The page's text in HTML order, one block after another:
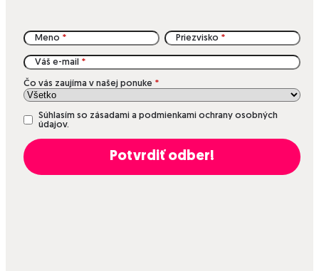
Meno Priezvisko
Váš e-mail
Čo vás zaujíma v našej ponuke
Súhlasím so zásadami a podmienkami ochrany osobných
údajov.